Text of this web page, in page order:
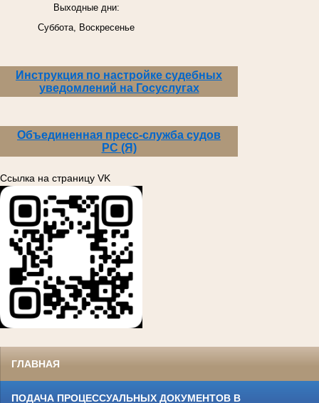
Выходные дни:
Суббота, Воскресенье
Инструкция по настройке судебных
уведомлений на Госуслугах
Объединенная пресс-служба судов
РС (Я)
Ссылка на страницу VK
ГЛАВНАЯ
ПОДАЧА ПРОЦЕССУАЛЬНЫХ ДОКУМЕНТОВ В